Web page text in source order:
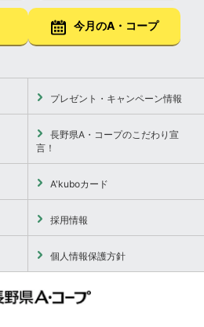
今月のA・コープ
プレゼント・キャンペーン情報
長野県A・コープのこだわり宣
言！
A'kuboカード
採用情報
個人情報保護方針